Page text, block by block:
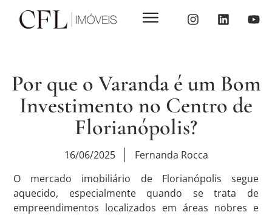
Por que o Varanda é um Bom
Investimento no Centro de
Florianópolis?
16/06/2025
Fernanda Rocca
O mercado imobiliário de Florianópolis segue
aquecido, especialmente quando se trata de
empreendimentos localizados em áreas nobres e